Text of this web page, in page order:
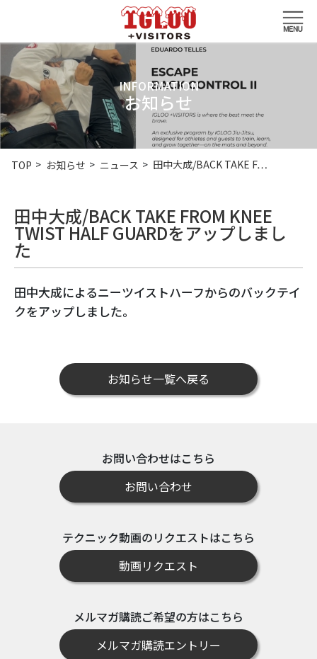
INFORMATION
お知らせ
TOP お知らせ ニュース 田中大成/BACK TAKE F…
田中大成/BACK TAKE FROM KNEE
TWIST HALF GUARDをアップしまし
た
田中大成によるニーツイストハーフからのバックテイ
クをアップしました。
お知らせ一覧へ戻る
お問い合わせはこちら
お問い合わせ
テクニック動画のリクエストはこちら
動画リクエスト
メルマガ購読ご希望の方はこちら
メルマガ購読エントリー